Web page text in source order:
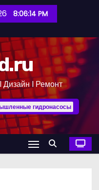
8:06:15 PM
Дизайн l Ремонт
гидронасосы